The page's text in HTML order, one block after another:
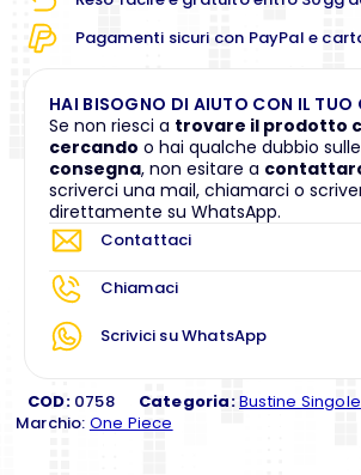
Pagamenti sicuri con PayPal e
HAI BISOGNO DI AIUTO CON IL TUO
Se non riesci a trovare il prodotto
cercando o hai qualche dubbio sulle
consegna, non esitare a
scriverci una mail, chiamarci o
direttamente su WhatsApp.
Contattaci
Chiamaci
Scrivici su WhatsApp
COD: 0758 Categoria:Bustine Singole
Marchio: One Piece